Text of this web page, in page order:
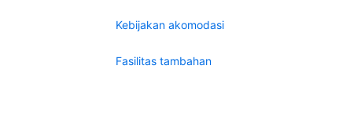
Kebijakan akomodasi
Fasilitas tambahan